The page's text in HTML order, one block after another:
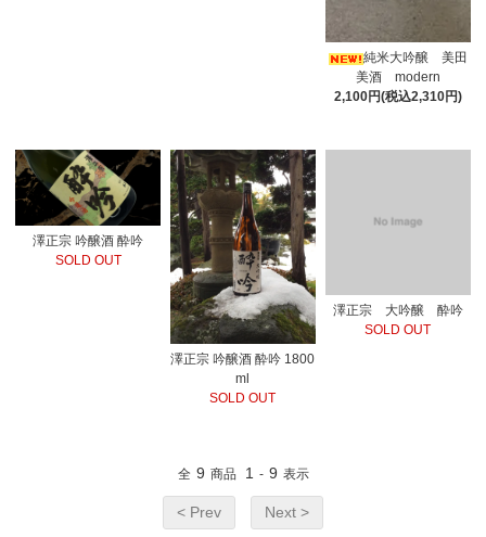
純米大吟醸 美田
美酒 modern
2,100円(税込2,310円)
澤正宗 吟醸酒 酔吟
SOLD OUT
澤正宗 吟醸酒 酔吟 1800
ml
SOLD OUT
澤正宗 大吟醸 酔吟
SOLD OUT
全 9 商品 1 - 9 表示
< Prev Next >